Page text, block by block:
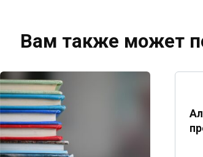
Вам также может